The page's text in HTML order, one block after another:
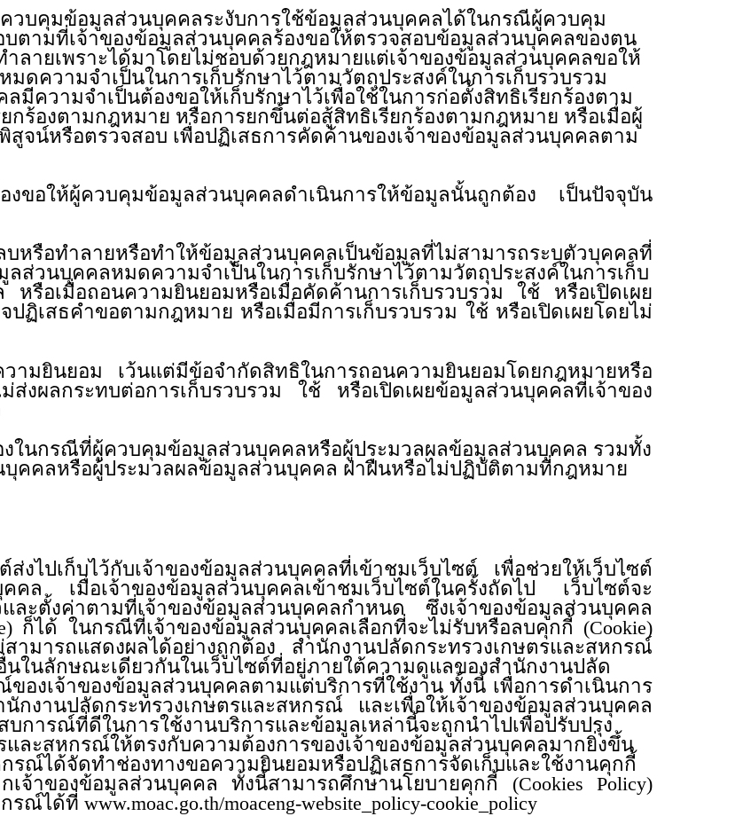
วบคุมข้อมูลส่วนบุคคลระงับการใช้ข้อมูลส่วนบุคคลได้ในกรณีผู้ควบคุม
ตามที่เจ้าของข้อมูลส่วนบุคคลร้องขอให้ตรวจสอบข้อมูลส่วนบุคคลของตน
ลายเพราะได้มาโดยไม่ชอบด้วยกฎหมายแต่เจ้าของข้อมูลส่วนบุคคลขอให้
ดความจำเป็นในการเก็บรักษาไว้ตามวัตถุประสงค์ในการเก็บรวบรวม
ความจำเป็นต้องขอให้เก็บรักษาไว้เพื่อใช้ในการก่อตั้งสิทธิเรียกร้องตาม
ร้องตามกฎหมาย หรือการยกขึ้นต่อสู้สิทธิเรียกร้องตามกฎหมาย หรือเมื่อผู้
จน์หรือตรวจสอบ เพื่อปฏิเสธการคัดค้านของเจ้าของข้อมูลส่วนบุคคลตาม
ให้ผู้ควบคุมข้อมูลส่วนบุคคลดำเนินการให้ข้อมูลนั้นถูกต้อง เป็นปัจจุบัน
ใจผิด
หรือทำลายหรือทำให้ข้อมูลส่วนบุคคลเป็นข้อมูลที่ไม่สามารถระบุตัวบุคคลที่
ส่วนบุคคลหมดความจำเป็นในการเก็บรักษาไว้ตามวัตถุประสงค์ในการเก็บ
รือเมื่อถอนความยินยอมหรือเมื่อคัดค้านการเก็บรวบรวม ใช้ หรือเปิดเผย
เสธคำขอตามกฎหมาย หรือเมื่อมีการเก็บรวบรวม ใช้ หรือเปิดเผยโดยไม่
มยินยอม เว้นแต่มีข้อจำกัดสิทธิในการถอนความยินยอมโดยกฎหมายหรือ
ผลกระทบต่อการเก็บรวบรวม ใช้ หรือเปิดเผยข้อมูลส่วนบุคคลที่เจ้าของ
แล้ว
ในกรณีที่ผู้ควบคุมข้อมูลส่วนบุคคลหรือผู้ประมวลผลข้อมูลส่วนบุคคล รวมทั้ง
บุคคลหรือผู้ประมวลผลข้อมูลส่วนบุคคล ฝ่าฝืนหรือไม่ปฏิบัติตามที่กฎหมาย
ไปเก็บไว้กับเจ้าของข้อมูลส่วนบุคคลที่เข้าชมเว็บไซต์ เพื่อช่วยให้เว็บไซต์
คคล เมื่อเจ้าของข้อมูลส่วนบุคคลเข้าชมเว็บไซต์ในครั้งถัดไป เว็บไซต์จะ
และตั้งค่าตามที่เจ้าของข้อมูลส่วนบุคคลกำหนด ซึ่งเจ้าของข้อมูลส่วนบุคคล
ก็ได้ ในกรณีที่เจ้าของข้อมูลส่วนบุคคลเลือกที่จะไม่รับหรือลบคุกกี้ (Cookie)
สามารถแสดงผลได้อย่างถูกต้อง สำนักงานปลัดกระทรวงเกษตรและสหกรณ์
นในลักษณะเดียวกันในเว็บไซต์ที่อยู่ภายใต้ความดูแลของสำนักงานปลัด
องเจ้าของข้อมูลส่วนบุคคลตามแต่บริการที่ใช้งาน ทั้งนี้ เพื่อการดำเนินการ
กงานปลัดกระทรวงเกษตรและสหกรณ์ และเพื่อให้เจ้าของข้อมูลส่วนบุคคล
การณ์ที่ดีในการใช้งานบริการและข้อมูลเหล่านี้จะถูกนำไปเพื่อปรับปรุง
และสหกรณ์ให้ตรงกับความต้องการของเจ้าของข้อมูลส่วนบุคคลมากยิ่งขึ้น
รณ์ได้จัดทำช่องทางขอความยินยอมหรือปฏิเสธการจัดเก็บและใช้งานคุกกี้
กเจ้าของข้อมูลส่วนบุคคล ทั้งนี้สามารถศึกษานโยบายคุกกี้ (Cookies Policy)
ณ์ได้ที่ www.moac.go.th/moaceng-website_policy-cookie_policy